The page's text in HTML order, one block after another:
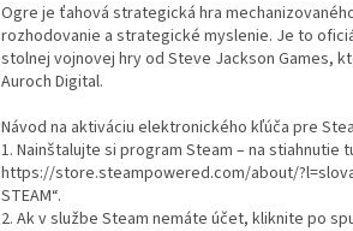
Ogre je ťahová strategická hra
rozhodovanie a strategické myslenie. Je to
stolnej vojnovej hry od Steve Jackson Games,
Auroch Digital.
Návod na aktiváciu elektronického kľúča pre
1. Nainštalujte si program Steam – na stiahnutie
https://store.steampowered.com/about/?l=slovak
STEAM“.
2. Ak v službe Steam nemáte účet, kliknite po